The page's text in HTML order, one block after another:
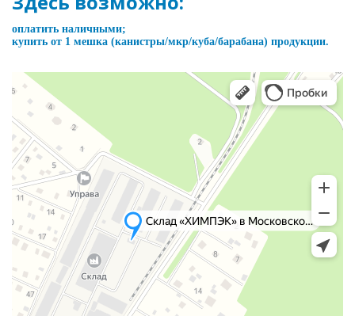
оплатить наличными;
купить от 1 мешка (канистры/мкр/куба/барабана) продукции.